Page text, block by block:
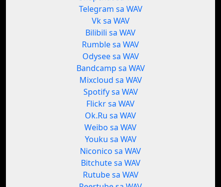
Telegram sa WAV
Vk sa WAV
Bilibili sa WAV
Rumble sa WAV
Odysee sa WAV
Bandcamp sa WAV
Mixcloud sa WAV
Spotify sa WAV
Flickr sa WAV
Ok.Ru sa WAV
Weibo sa WAV
Youku sa WAV
Niconico sa WAV
Bitchute sa WAV
Rutube sa WAV